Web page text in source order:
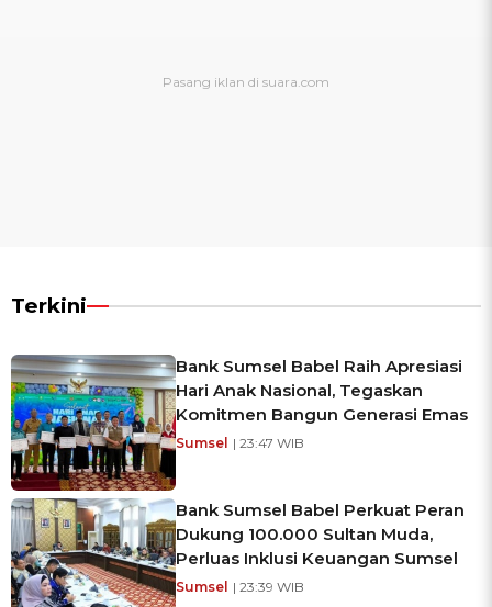
Terkini
Bank Sumsel Babel Raih Apresiasi
Hari Anak Nasional, Tegaskan
Komitmen Bangun Generasi Emas
Sumsel | 23:47 WIB
Bank Sumsel Babel Perkuat Peran
Dukung 100.000 Sultan Muda,
Perluas Inklusi Keuangan Sumsel
Sumsel | 23:39 WIB